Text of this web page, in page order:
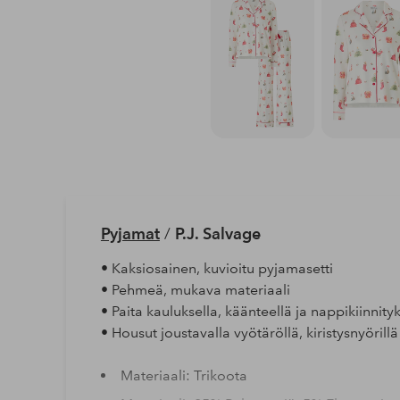
Pyjamat/ P.J. Salvage
• Kaksiosainen, kuvioitu pyjamasetti
• Pehmeä, mukava materiaali
• Paita kauluksella, käänteellä ja
• Housut joustavalla vyötäröllä,
Materiaali: Trikoota